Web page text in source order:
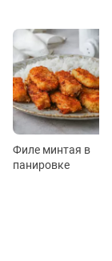
Филе минтая в
панировке